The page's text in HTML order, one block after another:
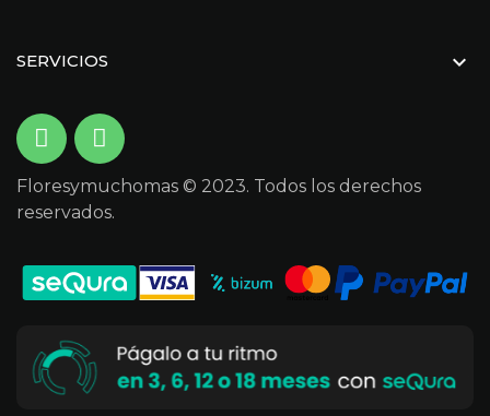
SERVICIOS 
Floresymuchomas © 2023. Todos los derechos
reservados.